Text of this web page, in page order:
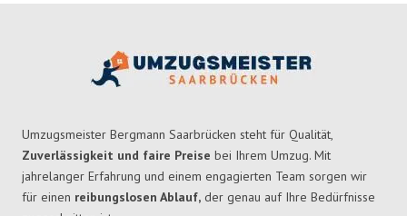
Umzugsmeister Bergmann Saarbrücken steht für Qualität,
Zuverlässigkeit und faire Preise bei Ihrem Umzug. Mit
jahrelanger Erfahrung und einem engagierten Team sorgen wir
für einen reibungslosen Ablauf, der genau auf Ihre Bedürfnisse